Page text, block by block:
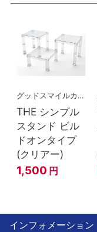
グッドスマイルカンパニー
THE シンプル
スタンド ビル
ドオンタイプ
(クリアー)
1,500 円
インフォメーション